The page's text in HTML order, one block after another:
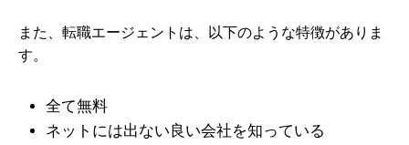
また、転職エージェントは、以下のような特徴がありま
す。
全て無料
ネットには出ない良い会社を知っている